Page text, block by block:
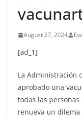
August 27, 2024
[ad_1]
La Administración
aprobado una
todas las
renueva un dilema